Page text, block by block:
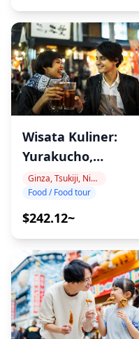
Wisata Kuliner:
Yurakucho,
Shimbashi & Ginza
Ginza, Tsukiji, Nihonbashi
Food / Food tour
$242.12~